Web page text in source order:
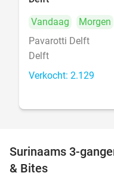
Vandaag
Morgen
Pavarotti Delft
Delft
Verkocht: 2.129
Surinaams 3-
& Bites